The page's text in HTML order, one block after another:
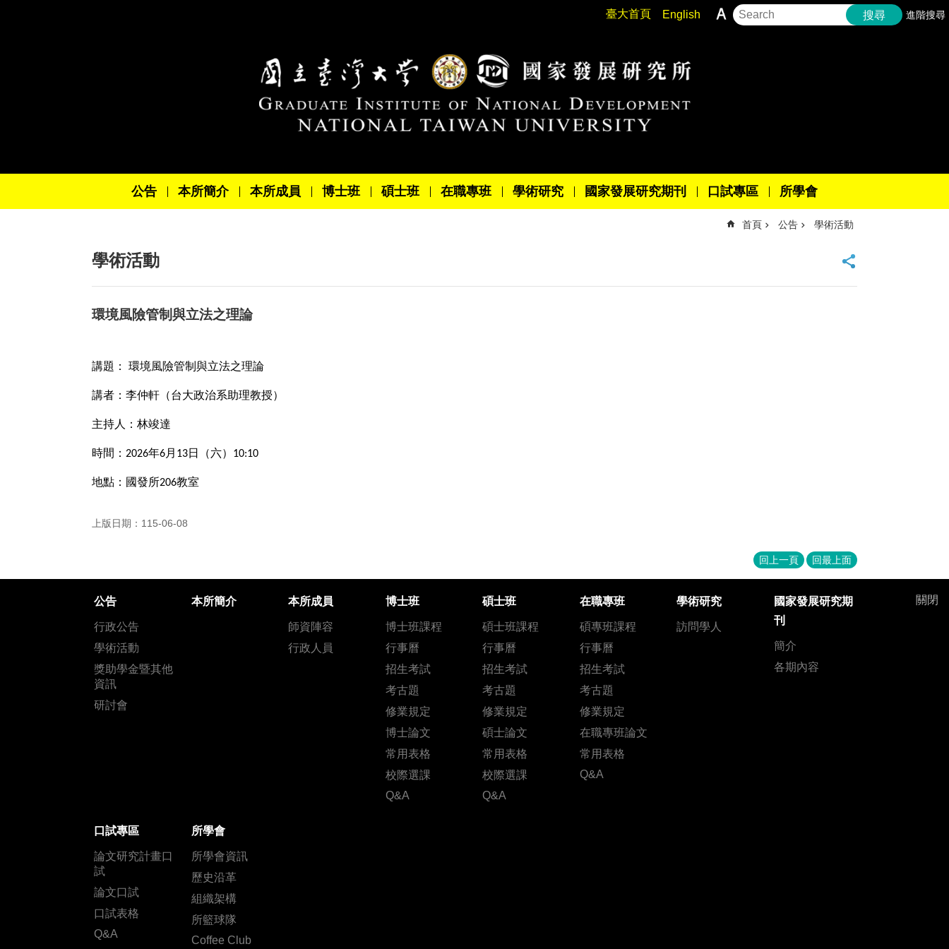
臺大首頁 English 搜尋 進階搜尋
公告 本所簡介 本所成員 博士班 碩士班 在職專班 學術研究 國家發展研究期刊 口試專區 所學會
首頁 公告 學術活動
學術活動
環境風險管制與立法之理論
講題： 環境風險管制與立法之理論
講者：李仲軒（台大政治系助理教授）
主持人：林竣達
時間： 2026年6月 13日（六） 10:10
地點：國發所206教室
上版日期：115-06-08
回上一頁 回最上面
關閉
公告
行政公告
學術活動
獎助學金暨其他
資訊
研討會
本所簡介 本所成員
師資陣容
行政人員
博士班
博士班課程
行事曆
招生考試
考古題
修業規定
博士論文
常用表格
校際選課
Q&A
碩士班
碩士班課程
行事曆
招生考試
考古題
修業規定
碩士論文
常用表格
校際選課
Q&A
在職專班
碩專班課程
行事曆
招生考試
考古題
修業規定
在職專班論文
常用表格
Q&A
學術研究
訪問學人
國家發展研究期
刊
簡介
各期內容
口試專區
論文研究計畫口
試
論文口試
口試表格
Q&A
所學會
所學會資訊
歷史沿革
組織架構
所籃球隊
Coffee Club